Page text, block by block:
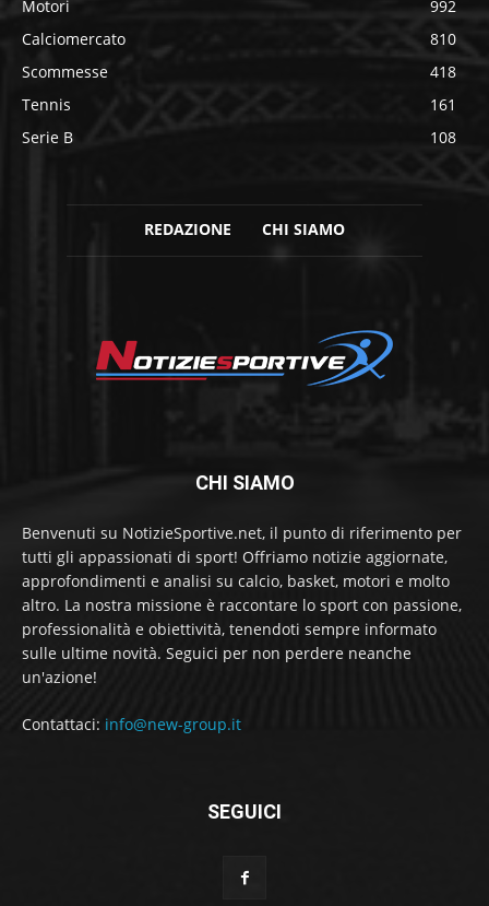
Motori
992
Calciomercato
810
Scommesse
418
Tennis
161
Serie B
108
REDAZIONE CHI SIAMO
CHI SIAMO
Benvenuti su NotizieSportive.net, il punto di riferimento per
tutti gli appassionati di sport! Offriamo notizie aggiornate,
approfondimenti e analisi su calcio, basket, motori e molto
altro. La nostra missione è raccontare lo sport con passione,
professionalità e obiettività, tenendoti sempre informato
sulle ultime novità. Seguici per non perdere neanche
un'azione!
Contattaci: info@new-group.it
SEGUICI